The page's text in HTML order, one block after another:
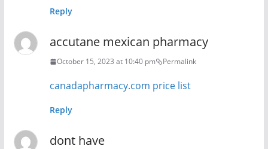
Reply
accutane mexican pharmacy
October 15, 2023 at 10:40 pm Permalink
canadapharmacy.com price list
Reply
dont have